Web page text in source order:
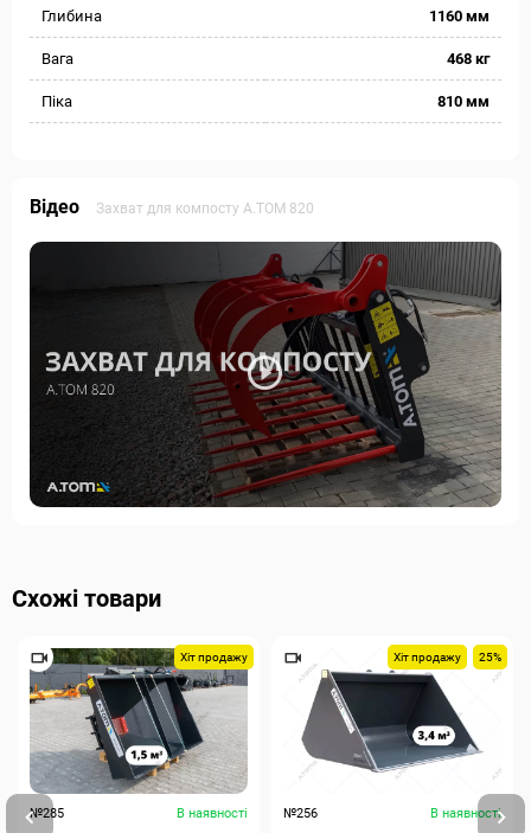
Глибина 1160 мм
Вага 468 кг
Піка 810 мм
Відео Захват для компосту А.ТОМ 820
Схожі товари
Хіт продажу
№285 В наявності
Хіт продажу 25%
№256 В наявності